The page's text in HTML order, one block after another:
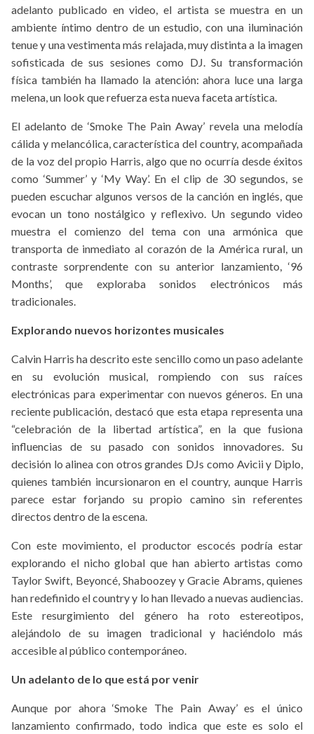
adelanto publicado en video, el artista se muestra en un
ambiente íntimo dentro de un estudio, con una iluminación
tenue y una vestimenta más relajada, muy distinta a la imagen
sofisticada de sus sesiones como DJ. Su transformación
física también ha llamado la atención: ahora luce una larga
melena, un look que refuerza esta nueva faceta artística.
El adelanto de ‘Smoke The Pain Away’ revela una melodía
cálida y melancólica, característica del country, acompañada
de la voz del propio Harris, algo que no ocurría desde éxitos
como ‘Summer’ y ‘My Way’. En el clip de 30 segundos, se
pueden escuchar algunos versos de la canción en inglés, que
evocan un tono nostálgico y reflexivo. Un segundo video
muestra el comienzo del tema con una armónica que
transporta de inmediato al corazón de la América rural, un
contraste sorprendente con su anterior lanzamiento, ‘96
Months’, que exploraba sonidos electrónicos más
tradicionales.
Explorando nuevos horizontes musicales
Calvin Harris ha descrito este sencillo como un paso adelante
en su evolución musical, rompiendo con sus raíces
electrónicas para experimentar con nuevos géneros. En una
reciente publicación, destacó que esta etapa representa una
“celebración de la libertad artística”, en la que fusiona
influencias de su pasado con sonidos innovadores. Su
decisión lo alinea con otros grandes DJs como Avicii y Diplo,
quienes también incursionaron en el country, aunque Harris
parece estar forjando su propio camino sin referentes
directos dentro de la escena.
Con este movimiento, el productor escocés podría estar
explorando el nicho global que han abierto artistas como
Taylor Swift, Beyoncé, Shaboozey y Gracie Abrams, quienes
han redefinido el country y lo han llevado a nuevas audiencias.
Este resurgimiento del género ha roto estereotipos,
alejándolo de su imagen tradicional y haciéndolo más
accesible al público contemporáneo.
Un adelanto de lo que está por venir
Aunque por ahora ‘Smoke The Pain Away’ es el único
lanzamiento confirmado, todo indica que este es solo el